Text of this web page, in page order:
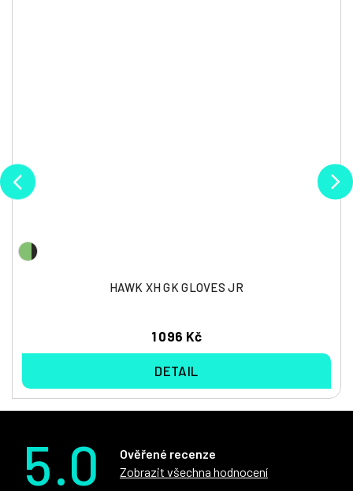
HAWK XH GK GLOVES JR
1 096 Kč
DETAIL
5.0
Ověřené recenze
Zobrazit všechna hodnocení